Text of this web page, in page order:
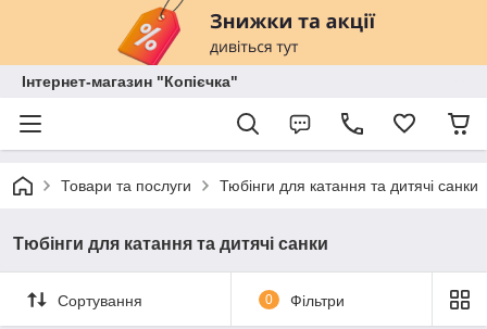
Інтернет-магазин "Копієчка"
Товари та послуги Тюбінги для катання та дитячі санки
Тюбінги для катання та дитячі санки
Сортування 0 Фільтри